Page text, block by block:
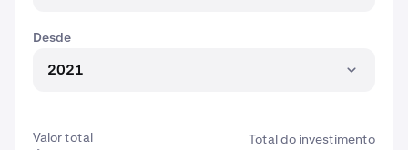
Desde
2021
Valor total
Total do investimento